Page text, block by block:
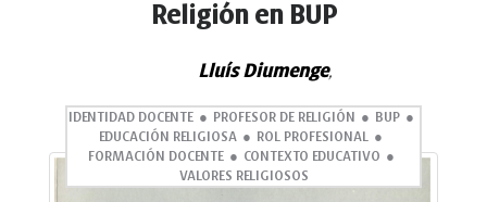
Sidebar
Religión en BUP
Lluís Diumenge,
IDENTIDAD DOCENTE PROFESOR DE RELIGIÓN
BUP
EDUCACIÓN RELIGIOSA
ROL PROFESIONAL
FORMACIÓN DOCENTE
CONTEXTO EDUCATIVO
VALORES RELIGIOSOS